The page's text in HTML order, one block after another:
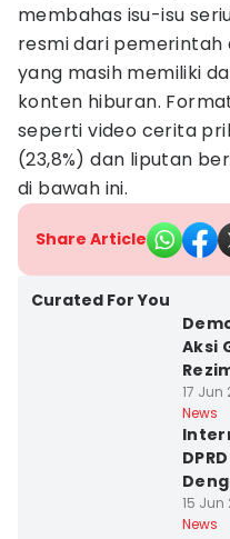
membahas isu-isu
resmi dari pemerintah
yang masih memiliki
konten hiburan.
seperti video cerita
(23,8%) dan liputan
di bawah ini.
Share Article
Curated For You
Aksi
17 Jun
News
15 Jun
News